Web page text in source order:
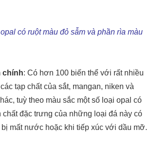
có ruột màu đỏ sẫm và phần rìa màu
chính: Có hơn 100 biến thể với rất nhiều
tạp chất của sắt, mangan, niken và
tuỳ theo màu sắc một số loại opal có
chất đặc trưng của những loại đá này có
mất nước hoặc khi tiếp xúc với dầu mỡ.